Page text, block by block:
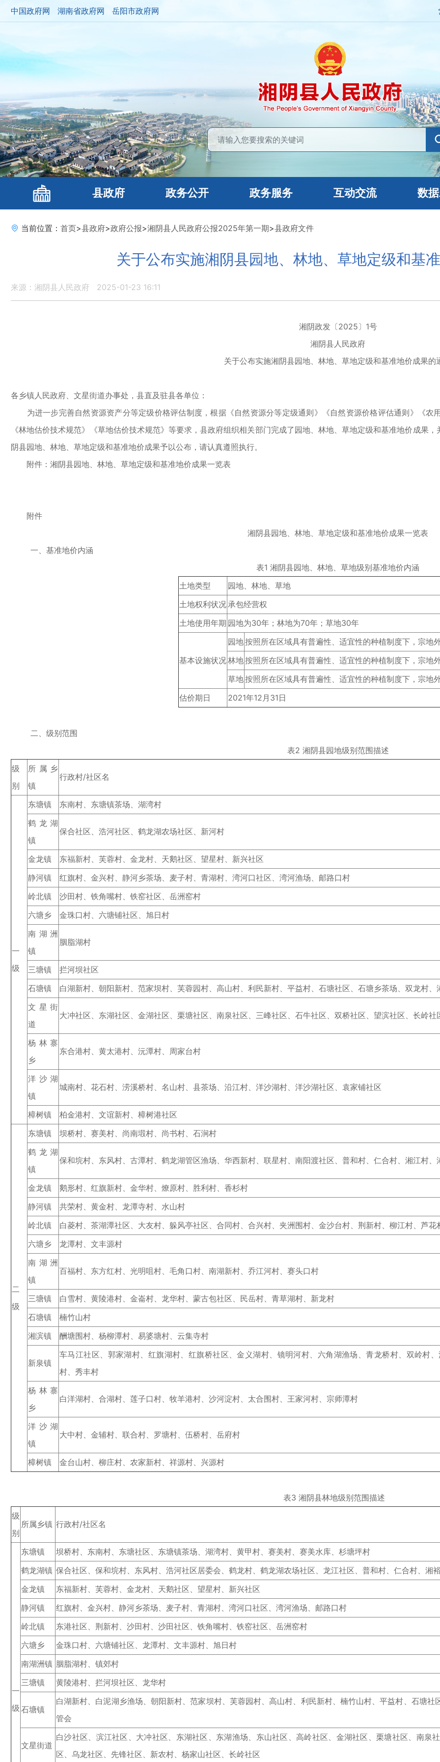
中国政府网 湖南省政府网 岳阳市政府网
县政府 政务公开 政务服务 互动交流 数
当前位置： 首页>县政府>政府公报>湘阴县人民政府公报2025年第一期>县政府文件
关于公布实施湘阴县园地、林地、草地定级和基
来源：湘阴县人民政府 2025-01-23 16:11
湘阴政发〔2025〕1号
湘阴县人民政府
关于公布实施湘阴县园地、林地、草地定级和基准地价成果的
各乡镇人民政府、文星街道办事处，县直及驻县各单位：
为进一步完善自然资源资产分等定级价格评估制度，根据《自然资源分等定级通则》《自然资源价格评估通则》《农
《林地估价技术规范》《草地估价技术规范》等要求，县政府组织相关部门完成了园地、林地、草地定级和基准地价成果
阴县园地、林地、草地定级和基准地价成果予以公布，请认真遵照执行。
附件：湘阴县园地、林地、草地定级和基准地价成果一览表
附件
湘阴县园地、林地、草地定级和基准地价成果一览表
一、基准地价内涵
表1 湘阴县园地、林地、草地级别基准地价内涵
土地类型
园地、林地、草地
土地权利状况承包经营权
土地使用年期 园地为30年；林地为70年；草地30年
基本设施状况
园地按照所在区域具有普遍性、适宜性的种植制度下，宗地外
林地按照所在区域具有普遍性、适宜性的种植制度下，宗地外
草地按照所在区域具有普遍性、适宜性的种植制度下，宗地外
估价期日
2021年12月31日
二、级别范围
表2 湘阴县园地级别范围描述
级
别
所属乡
镇
行政村/社区名
一
级
东塘镇
东南村、东塘镇茶场、湖湾村
鹤龙湖
镇
保合社区、浩河社区、鹤龙湖农场社区、新河村
金龙镇
东福新村、芙蓉村、金龙村、天鹅社区、望星村、新兴社区
静河镇
红旗村、金兴村、静河乡茶场、麦子村、青湖村、湾河口社区、湾河渔场、邮路口村
岭北镇
沙田村、铁角嘴村、铁窑社区、岳洲窑村
六塘乡
金珠口村、六塘铺社区、旭日村
南湖洲
镇
胭脂湖村
三塘镇
拦河坝社区
石塘镇
白湖新村、朝阳新村、范家坝村、芙蓉园村、高山村、利民新村、平益村、石塘社区、石塘乡茶场、双龙村、
文星街
道
大冲社区、东湖社区、金湖社区、栗塘社区、南泉社区、三峰社区、石牛社区、双桥社区、望滨社区、长岭社
杨林寨
乡
东合港村、黄太港村、沅潭村、周家台村
洋沙湖
镇
城南村、花石村、涝溪桥村、名山村、县茶场、沿江村、洋沙湖村、洋沙湖社区、袁家铺社区
樟树镇 柏金港村、文谊新村、樟树港社区
二
级
东塘镇
坝桥村、赛美村、尚南塅村、尚书村、石涧村
鹤龙湖
镇
保和垸村、东风村、古潭村、鹤龙湖管区渔场、华西新村、联星村、南阳渡社区、普和村、仁合村、湘江村、
金龙镇
鹅形村、红旗新村、金华村、燎原村、胜利村、香杉村
静河镇
共荣村、黄金村、龙潭寺村、水山村
岭北镇
白菱村、茶湖潭社区、大友村、躲风亭社区、合同村、合兴村、夹洲围村、金沙台村、荆新村、柳江村、芦
六塘乡
龙潭村、文丰源村
南湖洲
镇
百福村、东方红村、光明咀村、毛角口村、南湖新村、乔江河村、赛头口村
三塘镇
白雪村、黄陵港村、金崙村、龙华村、蒙古包社区、民岳村、青草湖村、新龙村
石塘镇
楠竹山村
湘滨镇
酬塘围村、杨柳潭村、易婆塘村、云集寺村
新泉镇
车马江社区、郭家湖村、红旗湖村、红旗桥社区、金义湖村、镜明河村、六角湖渔场、青龙桥村、双岭村
村、秀丰村
杨林寨
乡
白洋湖村、合湖村、莲子口村、牧羊港村、沙河淀村、太合围村、王家河村、宗师潭村
洋沙湖
镇
大中村、金辅村、联合村、罗塘村、伍桥村、岳府村
樟树镇 金台山村、柳庄村、农家新村、祥源村、兴源村
表3 湘阴县林地级别范围描述
级
别
所属乡镇 行政村/社区名
一
级
东塘镇
坝桥村、东南村、东塘社区、东塘镇茶场、湖湾村、黄甲村、赛美村、赛美水库、杉塘坪村
鹤龙湖镇 保合社区、保和垸村、东风村、浩河社区居委会、鹤龙村、鹤龙湖农场社区、龙江社区、普和村、仁合村、湘
金龙镇
东福新村、芙蓉村、金龙村、天鹅社区、望星村、新兴社区
静河镇
红旗村、金兴村、静河乡茶场、麦子村、青湖村、湾河口社区、湾河渔场、邮路口村
岭北镇
东港社区、荆新村、沙田村、沙田社区、铁角嘴村、铁窑社区、岳洲窑村
六塘乡
金珠口村、六塘铺社区、龙潭村、文丰源村、旭日村
南湖洲镇 胭脂湖村、镇郊村
三塘镇
黄陵港村、拦河坝社区、龙华村
石塘镇
白湖新村、白泥湖乡渔场、朝阳新村、范家坝村、芙蓉园村、高山村、利民新村、楠竹山村、平益村、石塘
管会
文星街道
白沙社区、滨江社区、大冲社区、东湖社区、东湖渔场、东山社区、高岭社区、金湖社区、栗塘社区、南泉
区、乌龙社区、先锋社区、新农村、杨家山社区、长岭社区